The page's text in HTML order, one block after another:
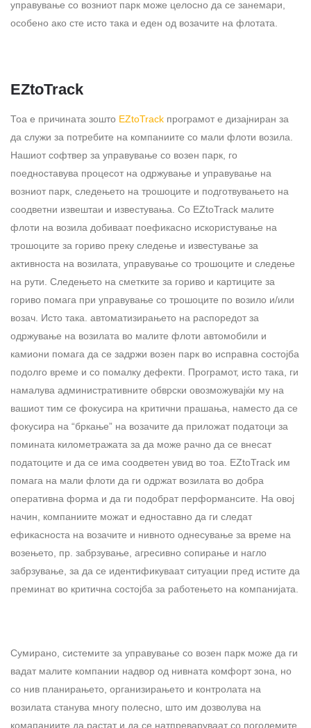
управување со возниот парк може целосно да се занемари,
особено ако сте исто така и еден од возачите на флотата.
EZtoTrack
Тоа е причината зошто EZtoTrack програмот е дизајниран за
да служи за потребите на компаниите со мали флоти возила.
Нашиот софтвер за управување со возен парк, го
поедноставува процесот на одржување и управување на
возниот парк, следењето на трошоците и подготвувањето на
соодветни извештаи и известувања. Со EZtoTrack малите
флоти на возила добиваат поефикасно искористување на
трошоците за гориво преку следење и известување за
активноста на возилата, управување со трошоците и следење
на рути. Следењето на сметките за гориво и картиците за
гориво помага при управување со трошоците по возило и/или
возач. Исто така. автоматизирањето на распоредот за
одржување на возилата во малите флоти автомобили и
камиони помага да се задржи возен парк во исправна состојба
подолго време и со помалку дефекти. Програмот, исто така, ги
намалува административните обврски овозможувајќи му на
вашиот тим се фокусира на критични прашања, наместо да се
фокусира на “бркање” на возачите да приложат податоци за
помината километражата за да може рачно да се внесат
податоците и да се има соодветен увид во тоа. EZtoTrack им
помага на мали флоти да ги одржат возилата во добра
оперативна форма и да ги подобрат перформансите. На овој
начин, компаниите можат и едноставно да ги следат
ефикасноста на возачите и нивното однесување за време на
возењето, пр. забрзување, агресивно сопирање и нагло
забрзување, за да се идентификуваат ситуации пред истите да
преминат во критична состојба за работењето на компанијата.
Сумирано, системите за управување со возен парк може да ги
вадат малите компании надвор од нивната комфорт зона, но
со нив планирањето, организирањето и контролата на
возилата станува многу полесно, што им дозволува на
комапаниите да растат и да се натпреваруваат со поголемите